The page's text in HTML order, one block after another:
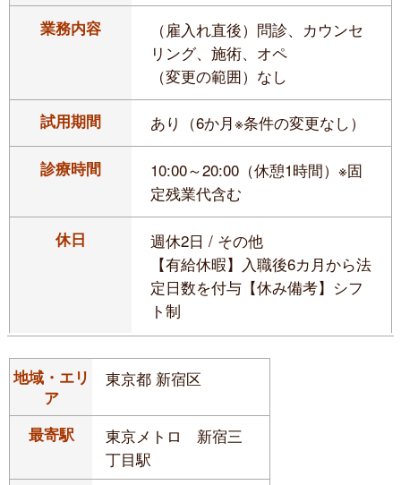
業務内容
（雇入れ直後）問診、カウンセ
リング、施術、オペ
（変更の範囲）なし
試用期間 あり（6か月※条件の変更なし）
診療時間
10:00～20:00（休憩1時間）※固
定残業代含む
休日
週休2日 / その他
【有給休暇】入職後6カ月から法
定日数を付与【休み備考】シフ
ト制
地域・エリ
ア
東京都 新宿区
最寄駅
東京メトロ 新宿三
丁目駅